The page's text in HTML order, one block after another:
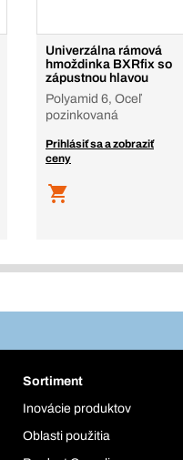
Univerzálna rámová
hmoždinka BXRfix so
zápustnou hlavou
Polyamid 6, Oceľ
pozinkovaná
Prihlásiť sa a zobraziť
ceny
Sortiment
Inovácie produktov
Oblasti použitia